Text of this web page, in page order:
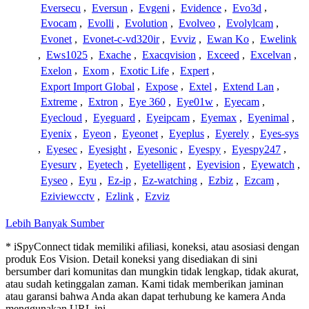
Eversecu , Eversun , Evgeni , Evidence , Evo3d ,
Evocam , Evolli , Evolution , Evolveo , Evolylcam ,
Evonet , Evonet-c-vd320ir , Evviz , Ewan Ko , Ewelink
, Ews1025 , Exache , Exacqvision , Exceed , Excelvan ,
Exelon , Exom , Exotic Life , Expert ,
Export Import Global , Expose , Extel , Extend Lan ,
Extreme , Extron , Eye 360 , Eye01w , Eyecam ,
Eyecloud , Eyeguard , Eyeipcam , Eyemax , Eyenimal ,
Eyenix , Eyeon , Eyeonet , Eyeplus , Eyerely , Eyes-sys
, Eyesec , Eyesight , Eyesonic , Eyespy , Eyespy247 ,
Eyesurv , Eyetech , Eyetelligent , Eyevision , Eyewatch ,
Eyseo , Eyu , Ez-ip , Ez-watching , Ezbiz , Ezcam ,
Eziviewcctv , Ezlink , Ezviz
Lebih Banyak Sumber
* iSpyConnect tidak memiliki afiliasi, koneksi, atau asosiasi dengan
produk Eos Vision. Detail koneksi yang disediakan di sini
bersumber dari komunitas dan mungkin tidak lengkap, tidak akurat,
atau sudah ketinggalan zaman. Kami tidak memberikan jaminan
atau garansi bahwa Anda akan dapat terhubung ke kamera Anda